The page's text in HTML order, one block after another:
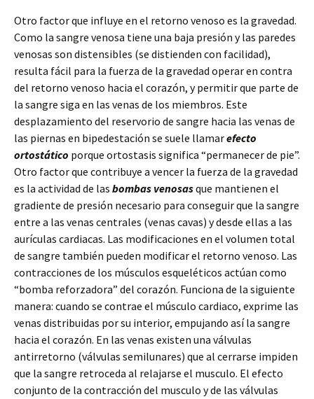
Otro factor que influye en el retorno venoso es la gravedad.
Como la sangre venosa tiene una baja presión y las paredes
venosas son distensibles (se distienden con facilidad),
resulta fácil para la fuerza de la gravedad operar en contra
del retorno venoso hacia el corazón, y permitir que parte de
la sangre siga en las venas de los miembros. Este
desplazamiento del reservorio de sangre hacia las venas de
las piernas en bipedestación se suele llamarefecto
ortostático porque ortostasis significa “permanecer de pie”.
Otro factor que contribuye a vencer la fuerza de la gravedad
es la actividad de las bombas venosasque mantienen el
gradiente de presión necesario para conseguir que la sangre
entre a las venas centrales (venas cavas) y desde ellas a las
aurículas cardiacas. Las modificaciones en el volumen total
de sangre también pueden modificar el retorno venoso. Las
contracciones de los músculos esqueléticos actúan como
“bomba reforzadora” del corazón. Funciona de la siguiente
manera: cuando se contrae el músculo cardiaco, exprime las
venas distribuidas por su interior, empujando así la sangre
hacia el corazón. En las venas existen una válvulas
antirretorno (válvulas semilunares) que al cerrarse impiden
que la sangre retroceda al relajarse el musculo. El efecto
conjunto de la contracción del musculo y de las válvulas